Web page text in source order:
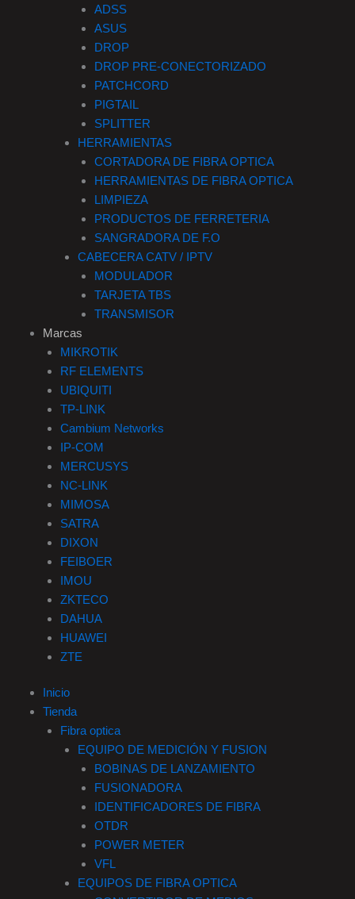
ADSS
ASUS
DROP
DROP PRE-CONECTORIZADO
PATCHCORD
PIGTAIL
SPLITTER
HERRAMIENTAS
CORTADORA DE FIBRA OPTICA
HERRAMIENTAS DE FIBRA OPTICA
LIMPIEZA
PRODUCTOS DE FERRETERIA
SANGRADORA DE F.O
CABECERA CATV / IPTV
MODULADOR
TARJETA TBS
TRANSMISOR
Marcas
MIKROTIK
RF ELEMENTS
UBIQUITI
TP-LINK
Cambium Networks
IP-COM
MERCUSYS
NC-LINK
MIMOSA
SATRA
DIXON
FEIBOER
IMOU
ZKTECO
DAHUA
HUAWEI
ZTE
Inicio
Tienda
Fibra optica
EQUIPO DE MEDICIÓN Y FUSION
BOBINAS DE LANZAMIENTO
FUSIONADORA
IDENTIFICADORES DE FIBRA
OTDR
POWER METER
VFL
EQUIPOS DE FIBRA OPTICA